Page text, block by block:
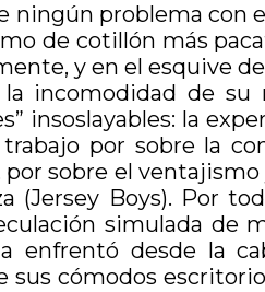
problema con
de cotillón más
y en el esquive
incomodidad de
insoslayables: la
por sobre la
sobre el
Boys). Por
simulada de
desde la
cómodos